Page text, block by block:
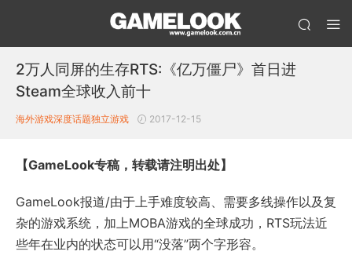
2万人同屏的生存RTS:《亿万僵尸》首日进
Steam全球收入前十
海外游戏深度话题独立游戏 2017-12-15
【GameLook专稿，转载请注明出处】
GameLook报道/由于上手难度较高、需要多线操作以及复
杂的游戏系统，加上MOBA游戏的全球成功，RTS玩法近
些年在业内的状态可以用“没落”两个字形容。